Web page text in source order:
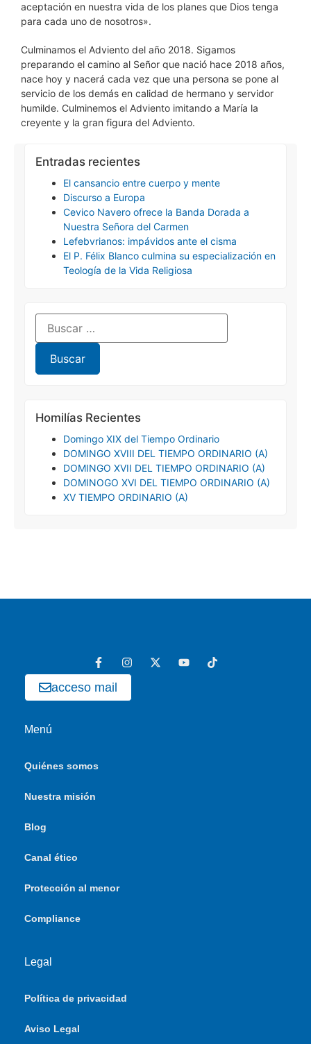
aceptación en nuestra vida de los planes que Dios tenga
para cada uno de nosotros».
Culminamos el Adviento del año 2018. Sigamos
preparando el camino al Señor que nació hace 2018 años,
nace hoy y nacerá cada vez que una persona se pone al
servicio de los demás en calidad de hermano y servidor
humilde. Culminemos el Adviento imitando a María la
creyente y la gran figura del Adviento.
Entradas recientes
El cansancio entre cuerpo y mente
Discurso a Europa
Cevico Navero ofrece la Banda Dorada a
Nuestra Señora del Carmen
Lefebvrianos: impávidos ante el cisma
El P. Félix Blanco culmina su especialización en
Teología de la Vida Religiosa
Homilías Recientes
Domingo XIX del Tiempo Ordinario
DOMINGO XVIII DEL TIEMPO ORDINARIO (A)
DOMINGO XVII DEL TIEMPO ORDINARIO (A)
DOMINOGO XVI DEL TIEMPO ORDINARIO (A)
XV TIEMPO ORDINARIO (A)
acceso mail
Menú
Quiénes somos
Nuestra misión
Blog
Canal ético
Protección al menor
Compliance
Legal
Política de privacidad
Aviso Legal